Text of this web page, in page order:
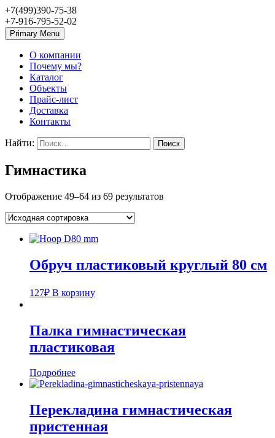
+7(499)390-75-38
+7-916-795-52-02
Primary Menu
О компании
Почему мы?
Каталог
Объекты
Прайс-лист
Доставка
Контакты
Найти:
Гимнастика
Отображение 49–64 из 69 результатов
Обруч пластиковый круглый 80 см
127₽ В корзину
Палка гимнастическая
пластиковая
Подробнее
Перекладина гимнастическая
пристенная